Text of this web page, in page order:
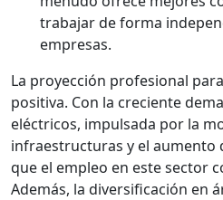
trabajar de forma
empresas.
La proyección profesional
positiva. Con la creciente
eléctricos, impulsada por la
infraestructuras y el aumento
que el empleo en este sector
Además, la diversificación en